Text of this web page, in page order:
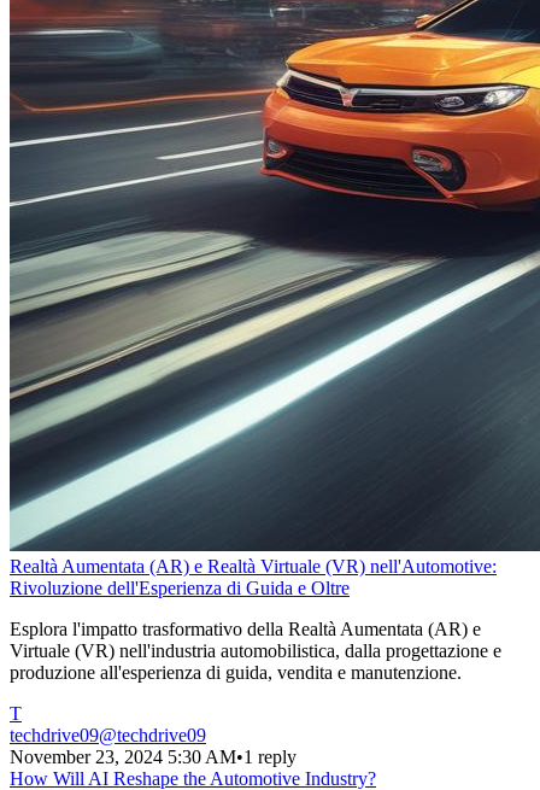
Realtà Aumentata (AR) e Realtà Virtuale (VR) nell'Automotive:
Rivoluzione dell'Esperienza di Guida e Oltre
Esplora l'impatto trasformativo della Realtà Aumentata (AR) e
Virtuale (VR) nell'industria automobilistica, dalla progettazione e
produzione all'esperienza di guida, vendita e manutenzione.
T
techdrive09@techdrive09
November 23, 2024 5:30 AM•1 reply
How Will AI Reshape the Automotive Industry?